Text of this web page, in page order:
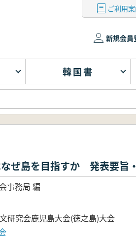
ご利用
新規会員
韓国書
ぜ島を目指すか 発表要旨
事務局 編
研究会鹿児島大会(徳之島)大会